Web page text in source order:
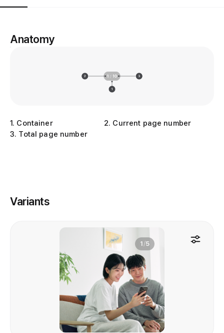
Anatomy
1. Container 2. Current page number
3. Total page number
Variants
1 /5